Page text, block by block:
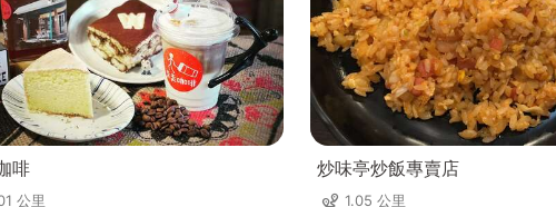
啡
公里
炒味亭炒飯專賣店
1.05 公里